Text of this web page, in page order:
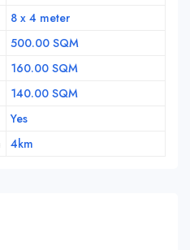
8 x 4 meter
500.00 SQM
160.00 SQM
140.00 SQM
Yes
4km